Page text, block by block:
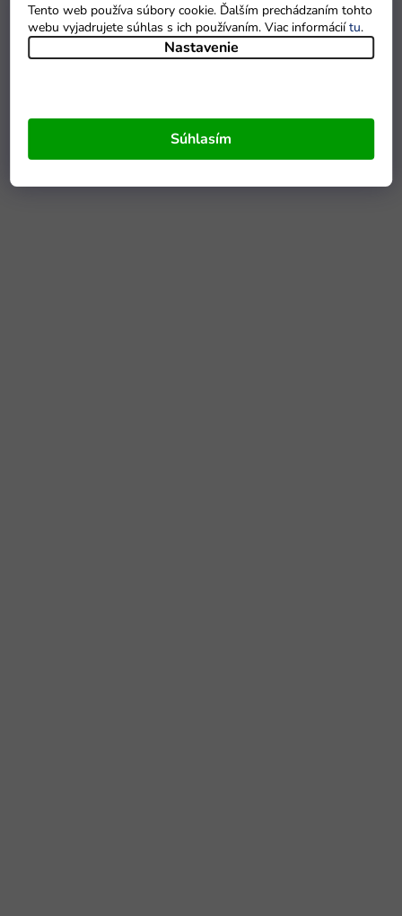
Tento web používa súbory cookie. Ďalším prechádzaním tohto
webu vyjadrujete súhlas s ich používaním. Viac informáciítu.
Nastavenie
Súhlasím